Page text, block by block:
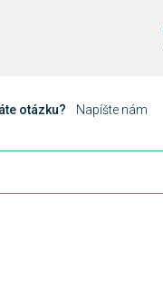
otázku? Napíšte nám